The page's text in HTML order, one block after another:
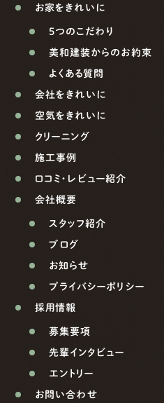
お家をきれいに
5つのこだわり
美和建装からのお約束
よくある質問
会社をきれいに
空気をきれいに
クリーニング
施工事例
口コミ・レビュー紹介
会社概要
スタッフ紹介
ブログ
お知らせ
プライバシーポリシー
採用情報
募集要項
先輩インタビュー
エントリー
お問い合わせ